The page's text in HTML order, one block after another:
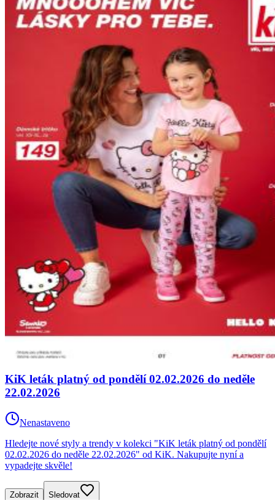
KiK leták platný od pondělí 02.02.2026 do neděle
22.02.2026
Nenastaveno
Hledejte nové styly a trendy v kolekci "KiK leták platný od pondělí
02.02.2026 do neděle 22.02.2026" od KiK. Nakupujte nyní a
vypadejte skvěle!
Zobrazit Sledovat